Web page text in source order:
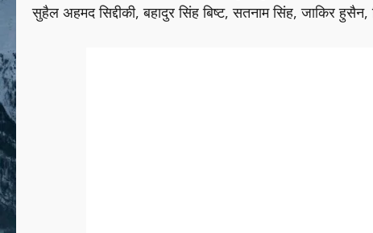
सुहैल अहमद सिद्दीकी, बहादुर सिंह बिष्ट, सतनाम सिंह, जाकिर